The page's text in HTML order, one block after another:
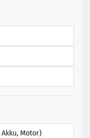
Motor)